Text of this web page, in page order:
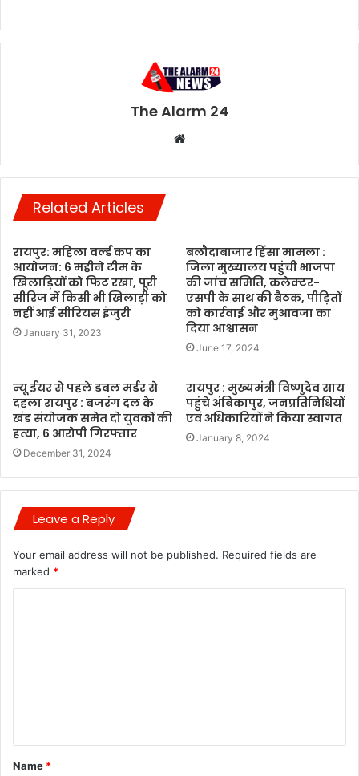
The Alarm 24
Website
Related Articles
रायपुर: महिला वर्ल्ड कप का
आयोजन: 6 महीने टीम के
खिलाड़ियों को फिट रखा, पूरी
सीरिज में किसी भी खिलाड़ी को
नहीं आई सीरियस इंजुरी
January 31, 2023
बलौदाबाजार हिंसा मामला :
जिला मुख्यालय पहुंची भाजपा
की जांच समिति, कलेक्टर-
एसपी के साथ की बैठक, पीड़ितों
को कार्रवाई और मुआवजा का
दिया आश्वासन
June 17, 2024
न्यू ईयर से पहले डबल मर्डर से
दहला रायपुर : बजरंग दल के
खंड संयोजक समेत दो युवकों की
हत्या, 6 आरोपी गिरफ्तार
December 31, 2024
रायपुर : मुख्यमंत्री विष्णुदेव साय
पहुंचे अंबिकापुर, जनप्रतिनिधियों
एवं अधिकारियों ने किया स्वागत
January 8, 2024
Leave a Reply
Your email address will not be published. Required fields are
marked *
t
*
Name *